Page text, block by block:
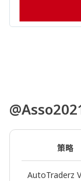
策略
AutoTraderz